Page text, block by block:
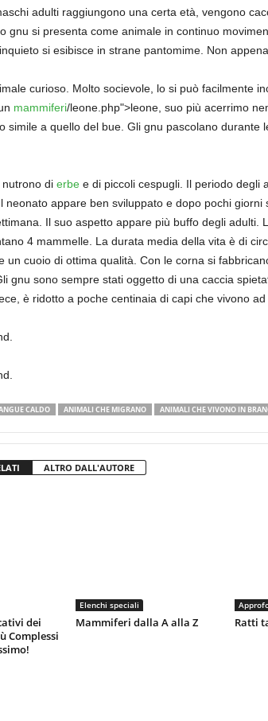
adulti raggiungono una certa età, vengono
gnu si presenta come animale in continuo
si esibisce in strane pantomime. Non
curioso. Molto socievole, lo si può facilmente
mammiferi/leone.php">leone, suo più acerrimo
simile a quello del bue. Gli gnu pascolano
nutrono di erbee di piccoli cespugli. Il periodo degli
neonato appare ben sviluppato e dopo pochi
Il suo aspetto appare più buffo degli
4 mammelle. La durata media della vita è di
un cuoio di ottima qualità. Con le corna si
gnu sono sempre stati oggetto di una caccia
è ridotto a poche centinaia di capi che vivono
CALDO ANIMALI CHE MIGRANO ANIMALI CHE VIVONO IN
ALTRO DALL'AUTORE
dei
Complessi
Elenchi speciali
Mammiferi dalla A alla Z Ratti